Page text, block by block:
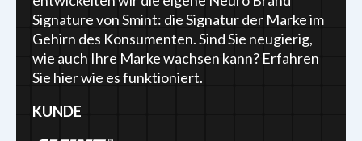
Signature von Smint: die Signatur der Marke im
Gehirn des Konsumenten. Sind Sie neugierig,
wie auch Ihre Marke wachsen kann? Erfahren
Sie hier wie es funktioniert.
KUNDE